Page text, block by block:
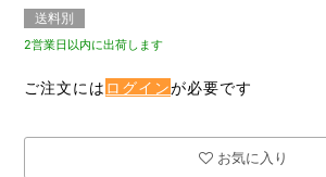
送料別
2営業日以内に出荷します
ご注文には ログインが必要です
お気に入り